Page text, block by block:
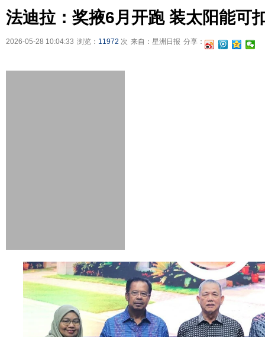
法迪拉：奖掖6月开跑 装太阳能可
2026-05-28 10:04:33 浏览： 11972 次 来自：星洲日报 分享：